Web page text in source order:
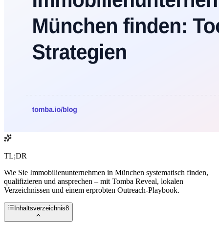
TL;DR
Wie Sie Immobilienunternehmen in München systematisch finden,
qualifizieren und ansprechen – mit Tomba Reveal, lokalen
Verzeichnissen und einem erprobten Outreach-Playbook.
Inhaltsverzeichnis8